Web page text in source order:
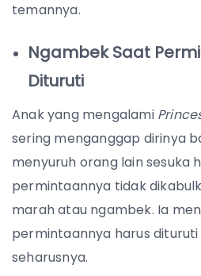
temannya.
Ngambek Saat
Dituruti
Anak yang mengalami
sering menganggap dirinya
menyuruh orang lain sesuka
permintaannya tidak
marah atau ngambek. Ia
permintaannya harus
seharusnya.